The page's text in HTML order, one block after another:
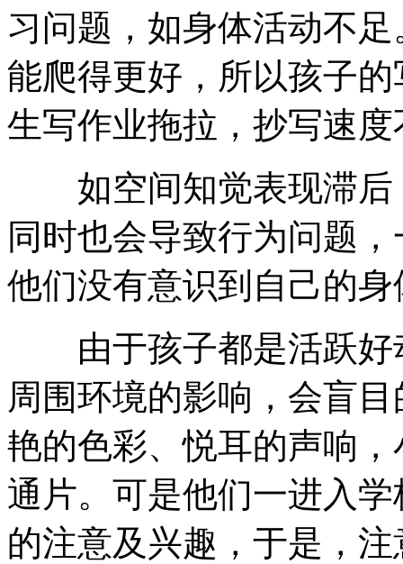
习问题，如身体活动不
能爬得更好，所以孩子
生写作业拖拉，抄写速
如空间知觉表现滞后
同时也会导致行为问题
他们没有意识到自己的
由于孩子都是活跃好
周围环境的影响，会盲
艳的色彩、悦耳的声响
通片。可是他们一进入
的注意及兴趣，于是，